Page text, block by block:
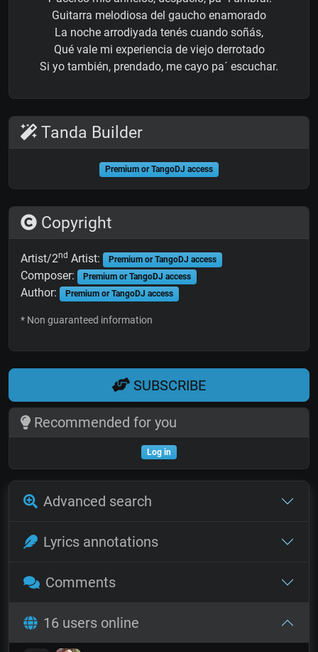
Guitarra melodiosa del gaucho enamorado
La noche arrodiyada tenés cuando soñás,
Qué vale mi experiencia de viejo derrotado
Si yo también, prendado, me cayo pa´ escuchar.
Tanda Builder
Premium or TangoDJ access
Copyright
Artist/2nd Artist: Premium or TangoDJ access
Composer: Premium or TangoDJ access
Author: Premium or TangoDJ access
* Non guaranteed information
SUBSCRIBE
Recommended for you
Log in
Advanced search
Lyrics annotations
Comments
16 users online